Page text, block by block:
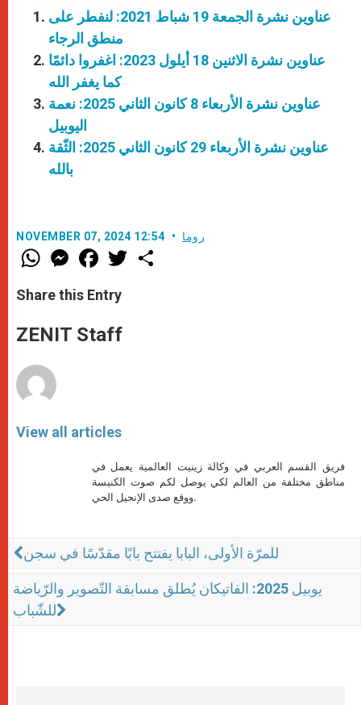
عناوين نشرة الجمعة 19 شباط 2021: لنفطر على
منطق الرجاء
عناوين نشرة الاثنين 18 أيلول 2023: اغفروا دائمًا
كما يغفر الله
عناوين نشرة الأربعاء 8 كانون الثاني 2025: نعمة
اليوبيل
عناوين نشرة الأربعاء 29 كانون الثاني 2025: الثّقة
بالله
NOVEMBER 07, 2024 12:54 روما
W
h
t
s
p
p
M
e
s
e
g
e
F
a
e
b
o
k
w
Share this Entry
ZENIT Staff
View all articles
فريق القسم العربي في وكالة زينيت العالمية يعمل في
مناطق مختلفة من العالم لكي يوصل لكم صوت الكنيسة
ووقع صدى الإنجيل الحي.
للمرّة الأولى، البابا يفتتح بابًا مقدّسًا في سجن
يوبيل 2025: الفاتيكان يُطلق مسابقة التّصوير والرّياضة
للشّباب